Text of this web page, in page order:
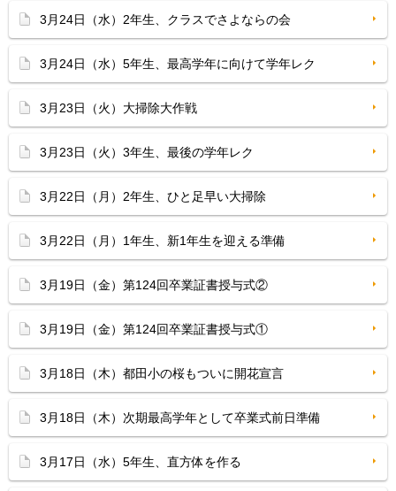
3月24日（水）2年生、クラスでさよならの会
3月24日（水）5年生、最高学年に向けて学年レク
3月23日（火）大掃除大作戦
3月23日（火）3年生、最後の学年レク
3月22日（月）2年生、ひと足早い大掃除
3月22日（月）1年生、新1年生を迎える準備
3月19日（金）第124回卒業証書授与式②
3月19日（金）第124回卒業証書授与式①
3月18日（木）都田小の桜もついに開花宣言
3月18日（木）次期最高学年として卒業式前日準備
3月17日（水）5年生、直方体を作る